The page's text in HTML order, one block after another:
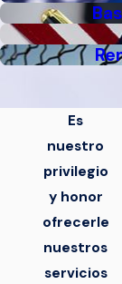
Es
nuestro
privilegio
y honor
ofrecerle
nuestros
servicios